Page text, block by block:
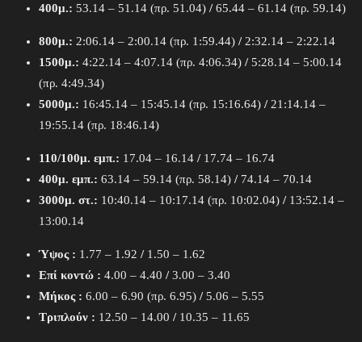
400μ.: 53.14 – 51.14 (πρ. 51.04) /65.44 – 61.14 (πρ. 59.14)
800μ.: 2:06.14 – 2:00.14 (πρ. 1:59.44) /2:32.14 – 2:22.14
1500μ.: 4:22.14 – 4:07.14 (πρ. 4:06.34) /5:28.14 – 5:00.14
(πρ. 4:49.34)
5000μ.: 16:45.14 – 15:45.14 (πρ. 15:16.64) /21:14.14 –
19:55.14 (πρ. 18:46.14)
110/100μ. εμπ.: 17.04 – 16.14 /17.74 – 16.74
400μ. εμπ.: 63.14 – 59.14 (πρ. 58.14) /74.14 – 70.14
3000μ. στ.: 10:40.14 – 10:17.14 (πρ. 10:02.04) /13:52.14 –
13:00.14
Ύψος : 1.77 – 1.92 /1.50 – 1.62
Επί κοντώ : 4.00 – 4.40 /3.00 – 3.40
Μήκος : 6.00 – 6.90 (πρ. 6.95) /5.06 – 5.55
Τριπλούν : 12.50 – 14.00 /10.35 – 11.65